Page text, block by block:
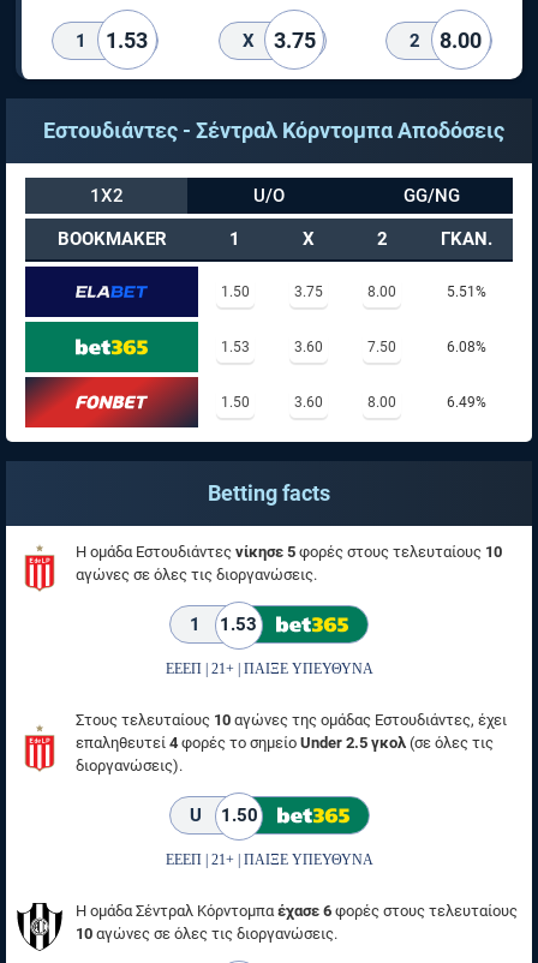
1 1.53 X 3.75 2 8.00
Εστουδιάντες - Σέντραλ Κόρντομπα Αποδόσεις
1X2 U/O
GG/NG
BOOKMAKER
1 X 2 ΓΚΑΝ.
1.50 3.75 8.00 5.51%
1.53 3.60 7.50 6.08%
1.50 3.60 8.00 6.49%
Betting facts
Η ομάδα Εστουδιάντες νίκησε 5 φορές στους τελευταίους 10
αγώνες σε όλες τις διοργανώσεις.
1 1.53
ΕΕΕΠ | 21+ | ΠΑΙΞΕ ΥΠΕΥΘΥΝΑ
Στους τελευταίους 10 αγώνες της ομάδας Εστουδιάντες, έχει
επαληθευτεί 4 φορές το σημείο Under 2.5 γκολ (σε όλες τις
διοργανώσεις).
U 1.50
ΕΕΕΠ | 21+ | ΠΑΙΞΕ ΥΠΕΥΘΥΝΑ
Η ομάδα Σέντραλ Κόρντομπαέχασε 6 φορές στους τελευταίους
10 αγώνες σε όλες τις διοργανώσεις.